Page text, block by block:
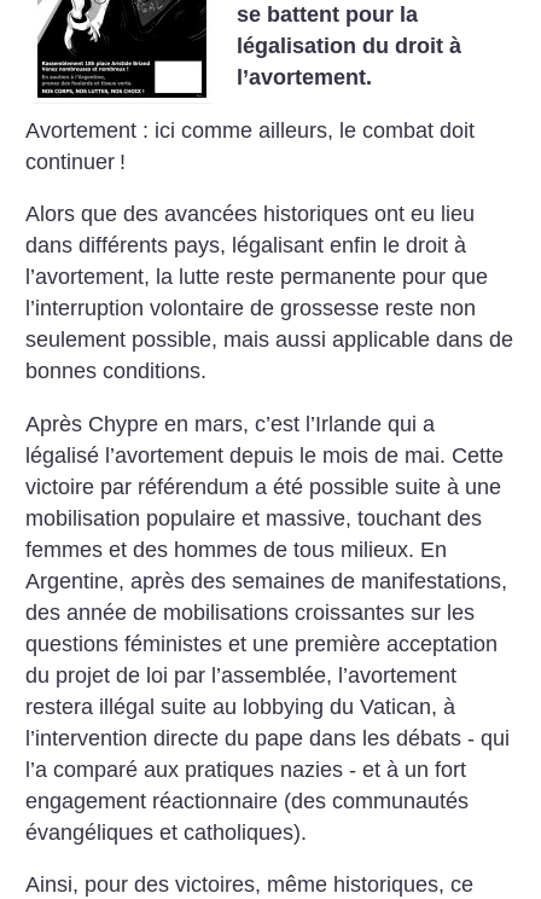
se battent pour la
légalisation du droit à
l’avortement.
Avortement : ici comme ailleurs, le combat doit
continuer !
Alors que des avancées historiques ont eu lieu
dans différents pays, légalisant enfin le droit à
l’avortement, la lutte reste permanente pour que
l’interruption volontaire de grossesse reste non
seulement possible, mais aussi applicable dans de
bonnes conditions.
Après Chypre en mars, c’est l’Irlande qui a
légalisé l’avortement depuis le mois de mai. Cette
victoire par référendum a été possible suite à une
mobilisation populaire et massive, touchant des
femmes et des hommes de tous milieux. En
Argentine, après des semaines de manifestations,
des année de mobilisations croissantes sur les
questions féministes et une première acceptation
du projet de loi par l’assemblée, l’avortement
restera illégal suite au lobbying du Vatican, à
l’intervention directe du pape dans les débats - qui
l’a comparé aux pratiques nazies - et à un fort
engagement réactionnaire (des communautés
évangéliques et catholiques).
Ainsi, pour des victoires, même historiques, ce